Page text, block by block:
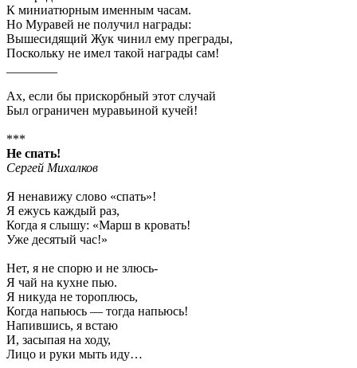
К миниатюрным именным часам.
Но Муравей не получил награды:
Вышесидящий Жук чинил ему преграды,
Поскольку не имел такой награды сам!
Ах, если бы прискорбный этот случай
Был ограничен муравьиной кучей!
***
Не спать!
Сергей Михалков
Я ненавижу слово «спать»!
Я ежусь каждый раз,
Когда я слышу: «Марш в кровать!
Уже десятый час!»
Нет, я не спорю и не злюсь-
Я чай на кухне пью.
Я никуда не тороплюсь,
Когда напьюсь — тогда напьюсь!
Напившись, я встаю
И, засыпая на ходу,
Лицо и руки мыть иду…